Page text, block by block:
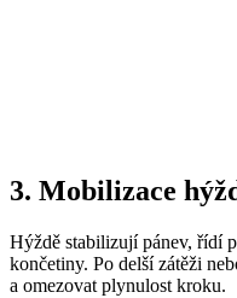
3. Mobilizace
Hýždě stabilizují pánev, řídí
končetiny. Po delší zátěži
a omezovat plynulost kroku.